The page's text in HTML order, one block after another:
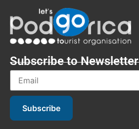
Subscribe to Newsletter
Subscribe